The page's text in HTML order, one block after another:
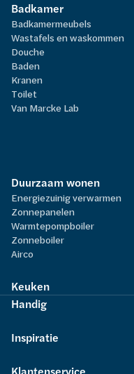
Badkamer
Badkamermeubels
Wastafels en waskommen
Douche
Baden
Kranen
Toilet
Van Marcke Lab
Duurzaam wonen
Energiezuinig verwarmen
Zonnepanelen
Warmtepompboiler
Zonneboiler
Airco
Keuken
Handig
Inspiratie